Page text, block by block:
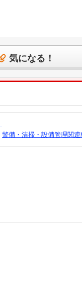
気になる！
警備・清掃・設備管理関連